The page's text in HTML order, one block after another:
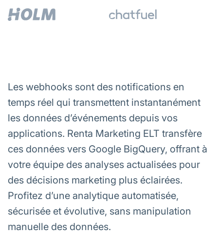
Les webhooks sont des notifications en
temps réel qui transmettent instantanément
les données d’événements depuis vos
applications. Renta Marketing ELT transfère
ces données vers Google BigQuery, offrant à
votre équipe des analyses actualisées pour
des décisions marketing plus éclairées.
Profitez d’une analytique automatisée,
sécurisée et évolutive, sans manipulation
manuelle des données.